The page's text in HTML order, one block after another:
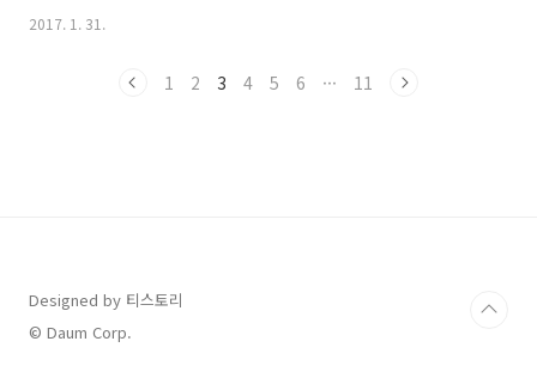
잠바주스 등의 매장에서 마몬 피규어 스탬프 이벤트를 하고 있다는 거 아
마몬 피규어 스탬프 구매 하려면 조금 서둘러야 합니다. 배스킨라빈스 갔
2017. 1. 31.
1 2 3 4 5 6 ··· 11
Designed by 티스토리
© Daum Corp.